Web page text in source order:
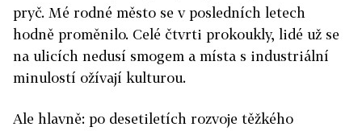
pryč. Mé rodné město se v posledních letech
hodně proměnilo. Celé čtvrti prokoukly, lidé už se
na ulicích nedusí smogem a místa s industriální
minulostí ožívají kulturou.
Ale hlavně: po desetiletích rozvoje těžkého